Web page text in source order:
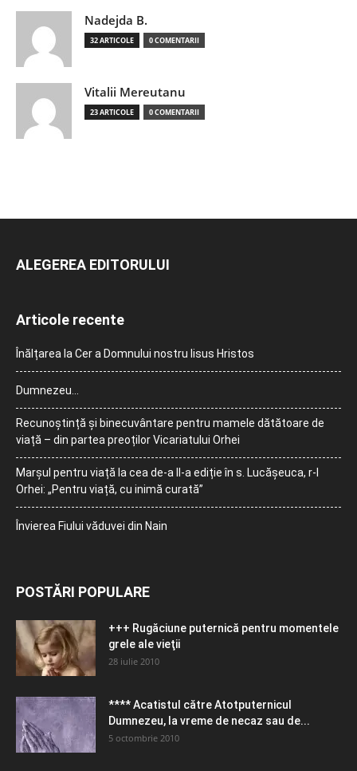
Nadejda B.
32 ARTICOLE 0 COMENTARII
Vitalii Mereutanu
23 ARTICOLE 0 COMENTARII
ALEGEREA EDITORULUI
Articole recente
Înălțarea la Cer a Domnului nostru Iisus Hristos
Dumnezeu…
Recunoștință și binecuvântare pentru mamele dătătoare de
viață – din partea preoților Vicariatului Orhei
Marșul pentru viață la cea de-a II-a ediție în s. Lucășeuca, r-l
Orhei: „Pentru viață, cu inimă curată”
Învierea Fiului văduvei din Nain
POSTĂRI POPULARE
+++ Rugăciune puternică pentru momentele
grele ale vieţii
28 iulie 2010
**** Acatistul către Atotputernicul
Dumnezeu, la vreme de necaz sau de...
5 octombrie 2010